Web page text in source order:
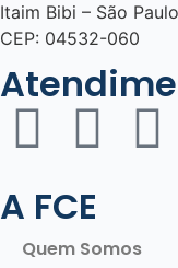
Itaim Bibi – São Paulo
CEP: 04532-060
A FCE
Quem Somos